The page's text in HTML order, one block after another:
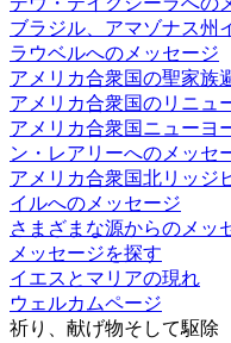
ブラジル、アマゾナス州
ラウベルへのメッセージ
アメリカ合衆国の聖家族
アメリカ合衆国のリニュ
アメリカ合衆国ニューヨ
ン・レアリーへのメッセ
アメリカ合衆国北リッジ
イルへのメッセージ
さまざまな源からのメッ
メッセージを探す
イエスとマリアの現れ
ウェルカムページ
祈り、献げ物そして駆除